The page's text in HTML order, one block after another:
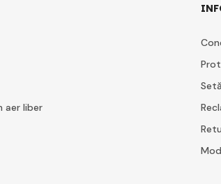
aer liber